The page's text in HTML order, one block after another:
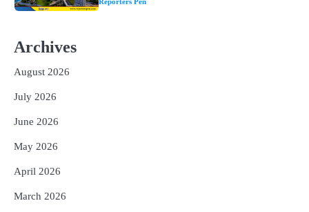
Reporters Pen
4
5
Archives
August 2026
July 2026
June 2026
May 2026
April 2026
March 2026